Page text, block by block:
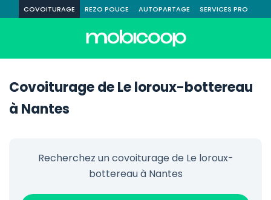
COVOITURAGE REZO POUCE AUTOPARTAGE SERVICES PRO
Covoiturage de Le loroux-bottereau
à Nantes
Recherchez un covoiturage de Le loroux-
bottereau à Nantes